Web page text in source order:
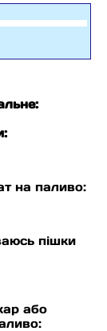
на паливо:
пішки
або